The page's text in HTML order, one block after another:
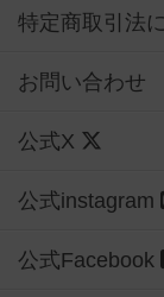
特定商取引法
お問い合わせ
公式X
公式instagram
公式Facebook